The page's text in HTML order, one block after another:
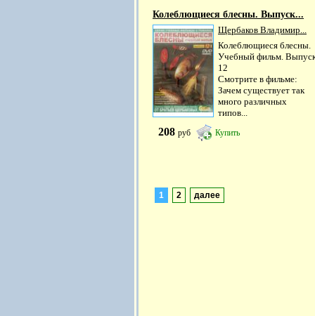
Колеблющиеся блесны. Выпуск...
Щербаков Владимир...
Колеблющиеся блесны.
Учебный фильм.
12
Смотрите в фильме:
Зачем существует так
много различных
типов...
208 руб Купить
1 2 далее